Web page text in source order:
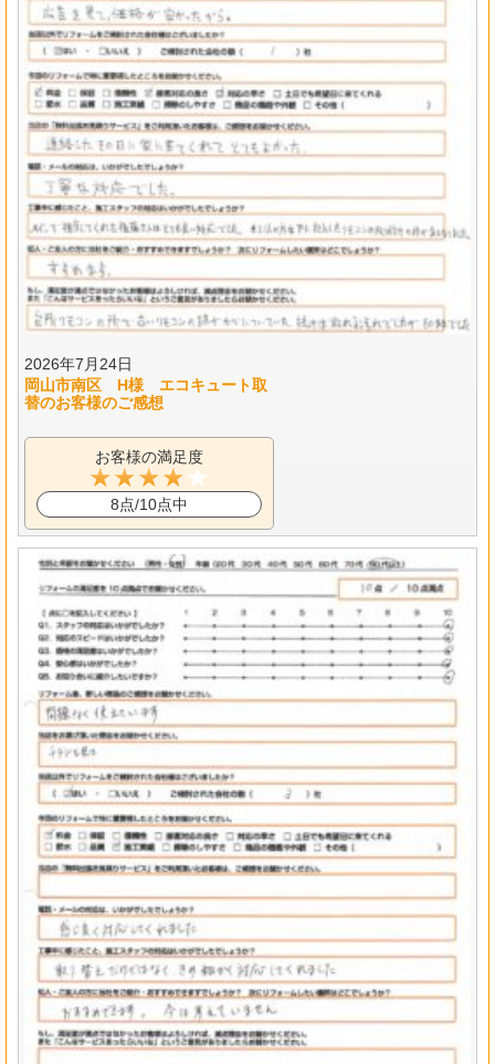
2026年7月24日
岡山市南区 H様 エコキュート取
替のお客様のご感想
お客様の満足度
8点/10点中